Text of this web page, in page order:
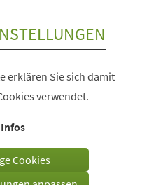
erklären Sie sich damit
verwendet.
Cookies